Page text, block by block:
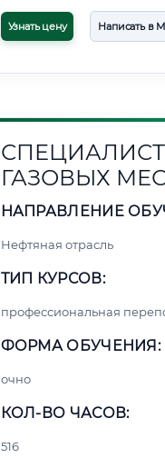
Узнать цену Написать в
ГАЗОВЫХ
НАПРАВЛЕНИЕ
Нефтяная отрасль
ТИП КУРСОВ:
профессиональная
ФОРМА ОБУЧЕНИЯ:
очно
КОЛ-ВО ЧАСОВ:
516